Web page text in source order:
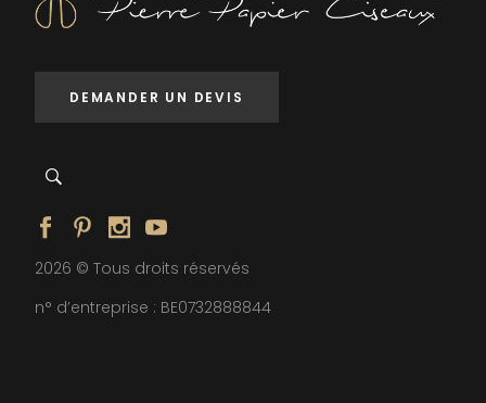
DEMANDER UN DEVIS
2026 © Tous droits réservés
n° d’entreprise : BE0732888844